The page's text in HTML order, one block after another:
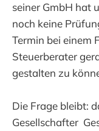
seiner GmbH hat
noch keine
Termin bei einem
Steuerberater
gestalten zu
Die Frage bleibt:
Gesellschafter